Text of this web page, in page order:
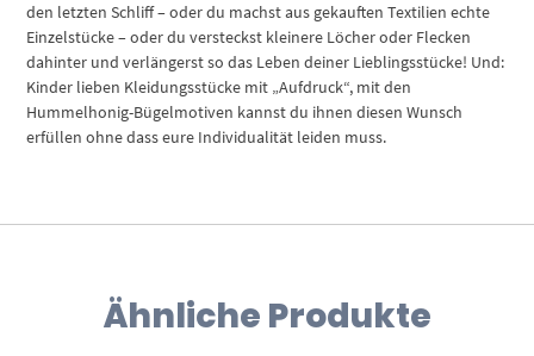
den letzten Schliff – oder du machst aus gekauften Textilien echte
Einzelstücke – oder du versteckst kleinere Löcher oder Flecken
dahinter und verlängerst so das Leben deiner Lieblingsstücke! Und:
Kinder lieben Kleidungsstücke mit „Aufdruck“, mit den
Hummelhonig-Bügelmotiven kannst du ihnen diesen Wunsch
erfüllen ohne dass eure Individualität leiden muss.
Ähnliche Produkte